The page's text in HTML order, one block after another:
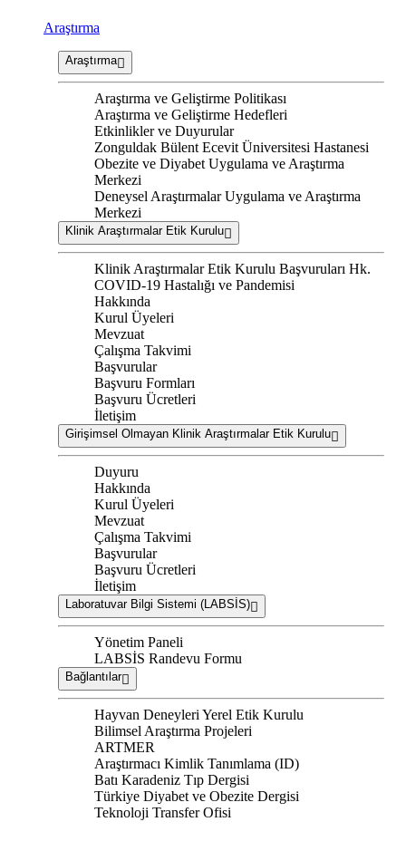
Araştırma
Araştırma
Araştırma ve Geliştirme Politikası
Araştırma ve Geliştirme Hedefleri
Etkinlikler ve Duyurular
Zonguldak Bülent Ecevit Üniversitesi Hastanesi
Obezite ve Diyabet Uygulama ve Araştırma
Merkezi
Deneysel Araştırmalar Uygulama ve Araştırma
Merkezi
Klinik Araştırmalar Etik Kurulu
Klinik Araştırmalar Etik Kurulu Başvuruları Hk.
COVID-19 Hastalığı ve Pandemisi
Hakkında
Kurul Üyeleri
Mevzuat
Çalışma Takvimi
Başvurular
Başvuru Formları
Başvuru Ücretleri
İletişim
Girişimsel Olmayan Klinik Araştırmalar Etik Kurulu
Duyuru
Hakkında
Kurul Üyeleri
Mevzuat
Çalışma Takvimi
Başvurular
Başvuru Ücretleri
İletişim
Laboratuvar Bilgi Sistemi (LABSİS)
Yönetim Paneli
LABSİS Randevu Formu
Bağlantılar
Hayvan Deneyleri Yerel Etik Kurulu
Bilimsel Araştırma Projeleri
ARTMER
Araştırmacı Kimlik Tanımlama (ID)
Batı Karadeniz Tıp Dergisi
Türkiye Diyabet ve Obezite Dergisi
Teknoloji Transfer Ofisi